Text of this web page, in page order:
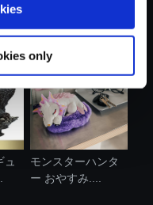
only
タ
ュ
モンスターハンタ
ー おやすみ....